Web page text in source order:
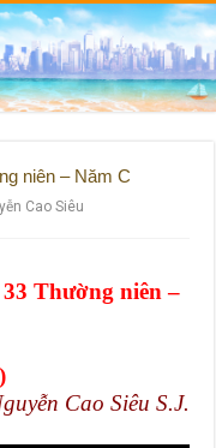
niên – Năm C
Cao Siêu
Thường niên –
Cao Siêu S.J.